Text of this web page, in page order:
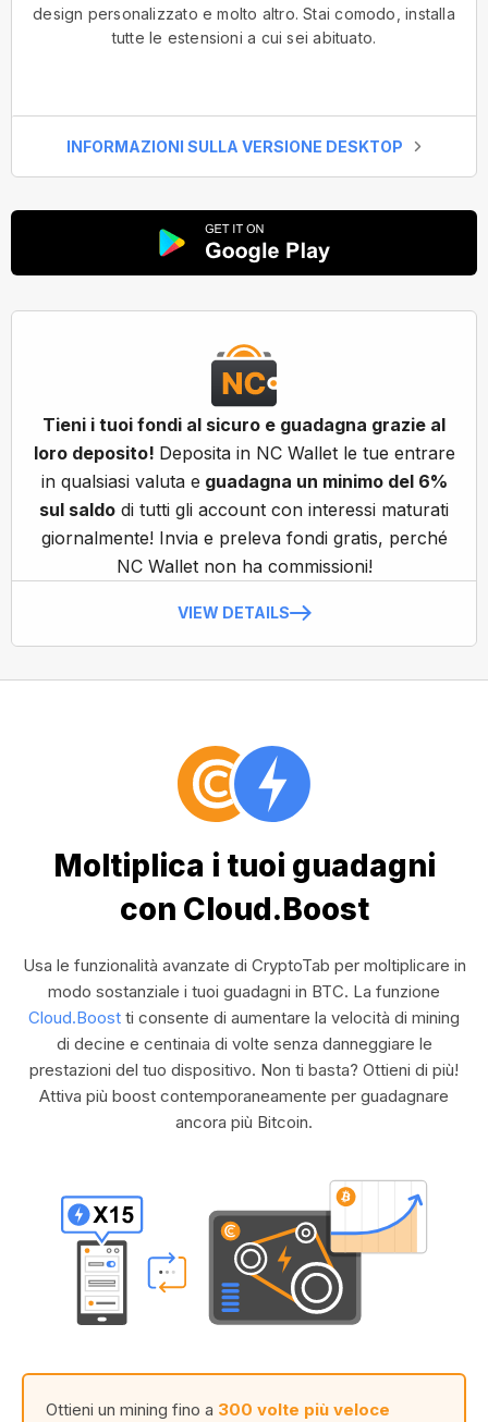
design personalizzato e molto altro. Stai comodo, installa
tutte le estensioni a cui sei abituato.
INFORMAZIONI SULLA VERSIONE DESKTOP
Tieni i tuoi fondi al sicuro e guadagna grazie al
loro deposito! Deposita in NC Wallet le tue entrare
in qualsiasi valuta e guadagna un minimo del 6%
sul saldo di tutti gli account con interessi maturati
giornalmente! Invia e preleva fondi gratis, perché
NC Wallet non ha commissioni!
VIEW DETAILS
Moltiplica i tuoi guadagni
con Cloud.Boost
Usa le funzionalità avanzate di CryptoTab per moltiplicare in
modo sostanziale i tuoi guadagni in BTC. La funzione
Cloud.Boost ti consente di aumentare la velocità di mining
di decine e centinaia di volte senza danneggiare le
prestazioni del tuo dispositivo. Non ti basta? Ottieni di più!
Attiva più boost contemporaneamente per guadagnare
ancora più Bitcoin.
Ottieni un mining fino a 300 volte più veloce